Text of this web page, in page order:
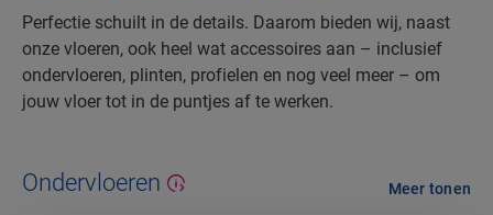
Perfectie schuilt in de details. Daarom bieden wij, naast
onze vloeren, ook heel wat accessoires aan – inclusief
ondervloeren, plinten, profielen en nog veel meer – om
jouw vloer tot in de puntjes af te werken.
Ondervloeren Meer tonen